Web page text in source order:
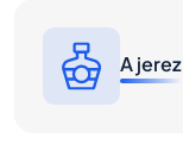
A jerez